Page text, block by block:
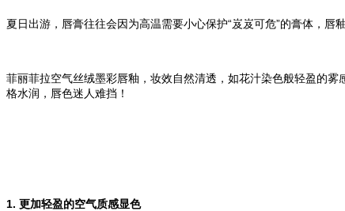
夏日出游，唇膏往往会因为高温需要小心保护“岌岌可危”的膏体，
菲丽菲拉空气丝绒墨彩唇釉，妆效自然清透，如花汁染色般轻盈的
格水润，唇色迷人难挡！
1. 更加轻盈的空气质感显色